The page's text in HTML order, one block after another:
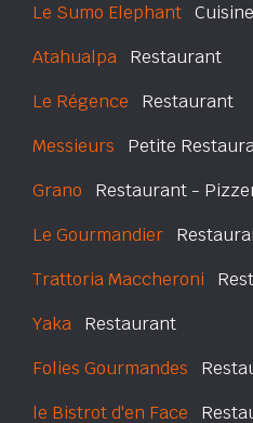
Le Sumo Elephant
Atahualpa Restaurant
Le Régence Restaurant
Messieurs Petite
Grano Restaurant -
Le Gourmandier
Trattoria Maccheroni
Yaka Restaurant
Folies Gourmandes
le Bistrot d'en Face